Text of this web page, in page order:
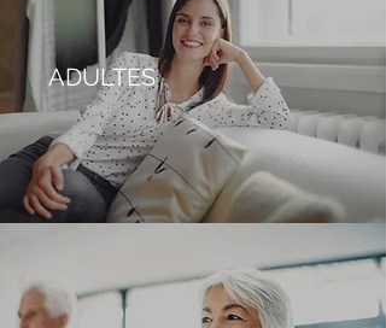
ADULTES